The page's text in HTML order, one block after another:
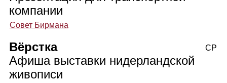
компании
Совет Бирмана
Вёрстка
Афиша выставки нидерландской
живописи
СР